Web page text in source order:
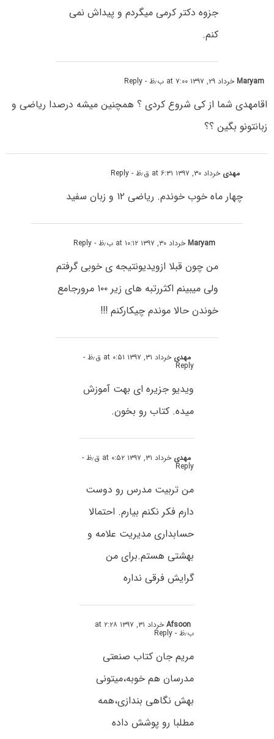
جزوه دکتر کرمی میگردم و پیداش نمی
کنم.
Maryamخرداد ۲۹, ۱۳۹۷ at ۷:۰۰ ب٫ظ - Reply
اقامهدی شما از کی شروع کردی ؟ همچنین میشه درصدا ریاضی و
زبانتونو بگین ؟؟
مهدی خرداد ۳۰, ۱۳۹۷ at ۶:۳۱ ق٫ظ - Reply
چهار ماه خوب خوندم. ریاضی ۱۲ و زبان سفید
Maryamخرداد ۳۰, ۱۳۹۷ at ۱۰:۱۲ ب٫ظ - Reply
من چون قبلا ازویدیونتیجه ی خوبی گرفتم
ولی میبینم اکثررتبه های زیر ۱۰۰ مرورجامع
خوندن حالا موندم چیکارکنم !!!
مهدی خرداد ۳۱, ۱۳۹۷ at ۰:۵۱ ق٫ظ -
Reply
ویدیو جزیره ای بهت آموزش
میده. کتاب رو بخون.
مهدی خرداد ۳۱, ۱۳۹۷ at ۰:۵۲ ق٫ظ -
Reply
من تربیت مدرس رو دوست
دارم فکر نکنم بیارم. احتمالا
حسابداری مدیریت علامه و
بهشتی هستم.برای من
گرایش فرقی نداره
Afsoon خرداد ۳۱, ۱۳۹۷ at ۲:۲۸
ب٫ظ - Reply
مریم جان کتاب صنعتی
مدرسان هم خوبه،میتونی
بهش نگاهی بندازی،همه
مطلبا رو پوشش داده